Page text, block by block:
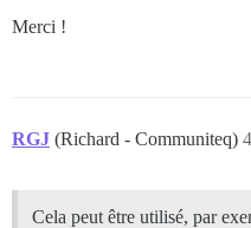
Merci !
RGJ (Richard - Communiteq) 4
Cela peut être utilisé, par